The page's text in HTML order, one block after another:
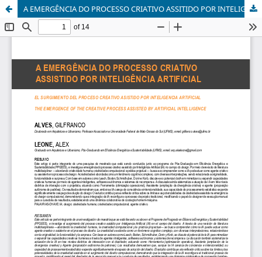
A EMERGÊNCIA DO PROCESSO CRIATIVO ASSITIDO POR INTELIGÊNCIA ARTIFICIAL